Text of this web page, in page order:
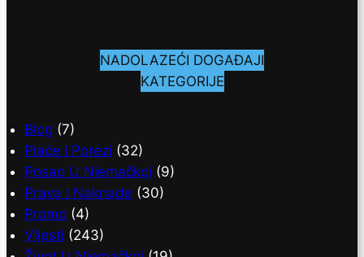
NADOLAZEĆI DOGAĐAJI
KATEGORIJE
Blog (7)
Plaće I Porezi (32)
Posao U Njemačkoj (9)
Prava I Naknade (30)
Promo (4)
Vijesti (243)